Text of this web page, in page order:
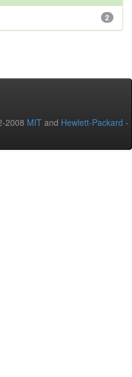
2
2008 MIT and Hewlett-Packard -